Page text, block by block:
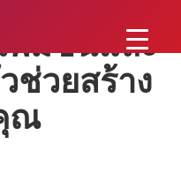
มขึ้นและ
ช่วยสร้าง
ณ